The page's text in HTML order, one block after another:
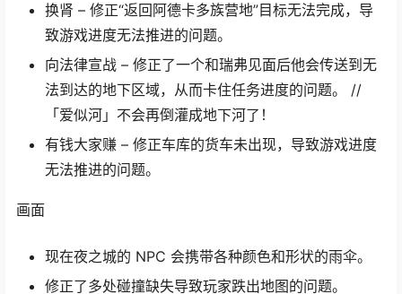
换肾 – 修正“返回阿德卡多族营地”目标无法完成，导
致游戏进度无法推进的问题。
向法律宣战 – 修正了一个和瑞弗见面后他会传送到无
法到达的地下区域，从而卡住任务进度的问题。 //
「爱似河」不会再倒灌成地下河了！
有钱大家赚 – 修正车库的货车未出现，导致游戏进度
无法推进的问题。
画面
现在夜之城的 NPC 会携带各种颜色和形状的雨伞。
修正了多处碰撞缺失导致玩家跌出地图的问题。